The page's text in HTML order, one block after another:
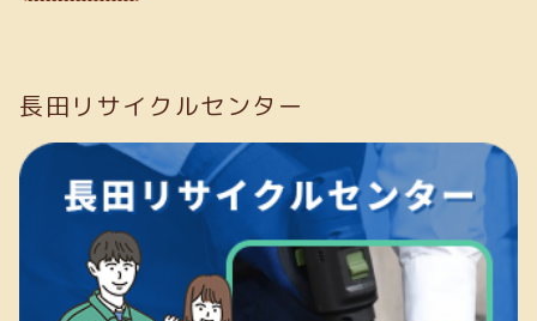
長田リサイクルセンター